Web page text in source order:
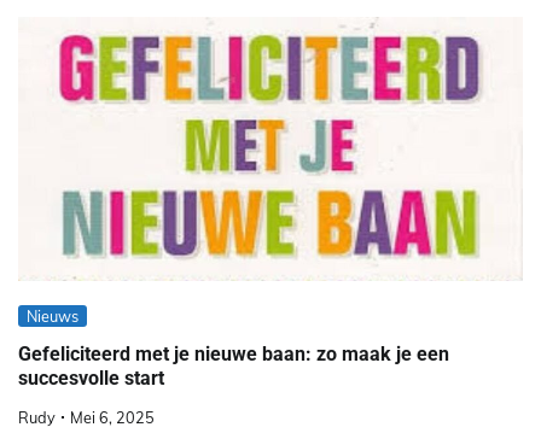
Nieuws
Gefeliciteerd met je nieuwe baan: zo maak je een
succesvolle start
Rudy Mei 6, 2025